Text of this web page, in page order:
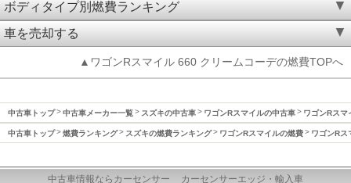
ボディタイプ別燃費ランキング
車を売却する
▲ワゴンRスマイル 660 クリームコーデの燃費TOPへ
中古車トップ 中古車メーカー一覧 スズキの中古車 ワゴンRスマイルの中古車 ワゴンRスマ
中古車トップ 燃費ランキング スズキの燃費ランキング ワゴンRスマイルの燃費 ワゴンRス
中古車情報ならカーセンサー カーセンサーエッジ・輸入車